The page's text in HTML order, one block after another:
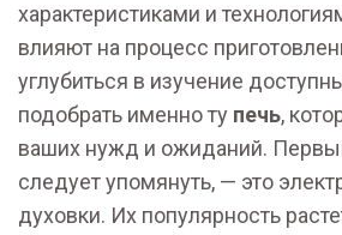
характеристиками и
влияют на процесс
углубиться в изучение
подобрать именно ту печь,
ваших нужд и ожиданий.
следует упомянуть, — это
духовки. Их популярность